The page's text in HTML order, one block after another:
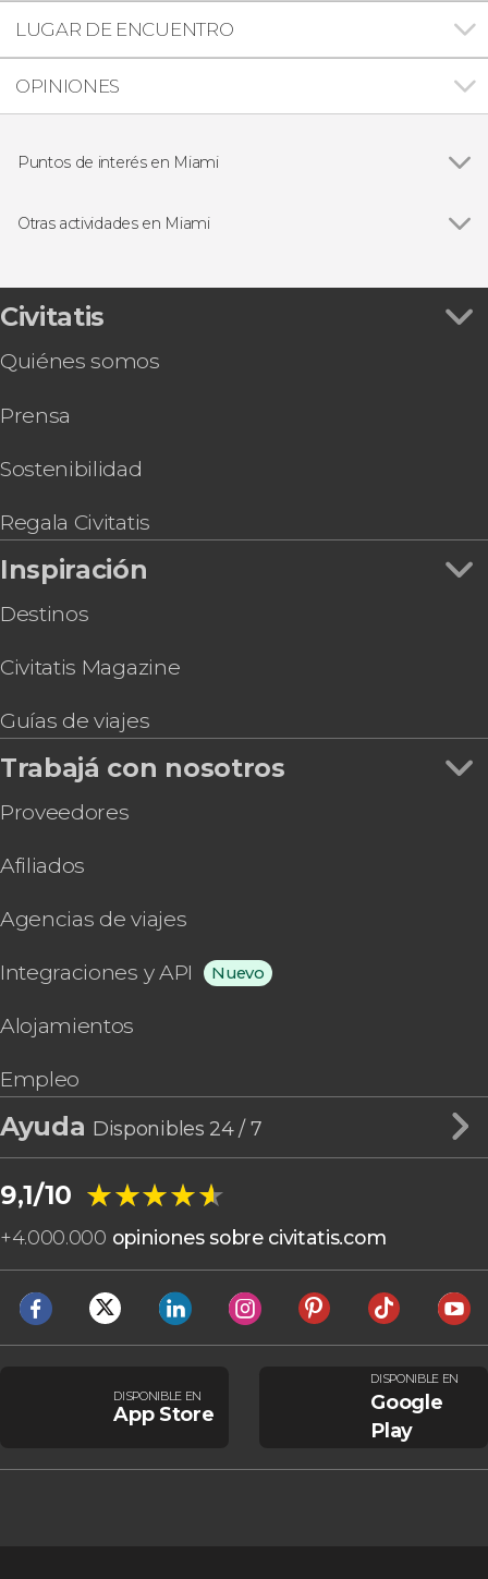
LUGAR DE ENCUENTRO
OPINIONES
Puntos de interés en Miami
Parque Nacional de los Everglades
Otras actividades en Miami
Entrada al Museo de la Ciencia de Miami
Tren de alta velocidad Brightline entre Miami y
Paseo en helicóptero por Miami
Free tour por Miami Beach
Hard Rock Cafe Miami
Tour por el LoanDepot Park, el estadio de los
Marlins
Civitatis
Quiénes somos
Prensa
Sostenibilidad
Regala Civitatis
Inspiración
Destinos
Civitatis Magazine
Guías de viajes
Trabajá con nosotros
Proveedores
Afiliados
Agencias de viajes
Integraciones y API Nuevo
Alojamientos
Empleo
Ayuda Disponibles 24 / 7
9,1/10 ★★★★★
★★★★★
+4.000.000 opiniones sobre civitatis.com
DISPONIBLE EN
App Store
DISPONIBLE EN
Google
Play